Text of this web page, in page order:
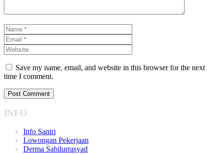
Save my name, email, and website in this browser for the next
time I comment.
INFO
Info Santri
Lowongan Pekerjaan
Derma Sabilurrasyad